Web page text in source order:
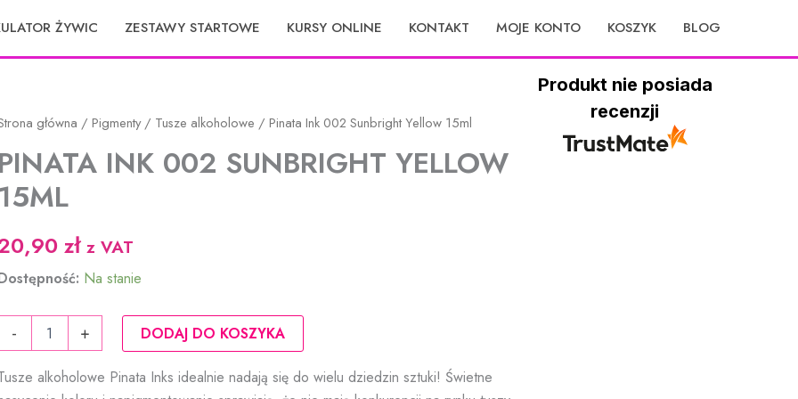
ŻYWIC ZESTAWY STARTOWE KURSY ONLINE KONTAKT MOJE KONTO KOSZYK BLOG
główna / Pigmenty/ Tusze alkoholowe / Pinata Ink 002 Sunbright Yellow 15ml
PINATA INK 002 SUNBRIGHT YELLOW
15ML
zł z VAT
Na stanie
-
Pinata
+ DODAJ DO KOSZYKA
alkoholowe Pinata Inks idealnie nadają się do wielu dziedzin sztuki! Świetne
Produkt nie posiada
recenzji